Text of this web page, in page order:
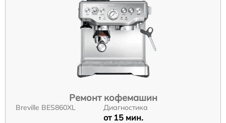
Ремонт кофемашин
Breville BES860XL Диагностика
от 15 мин.